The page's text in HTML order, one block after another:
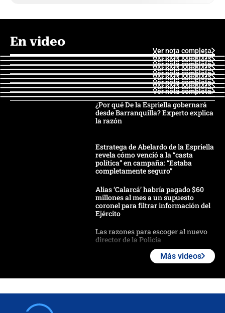
En video
Ver nota completa
Ver nota completa
Ver nota completa
Ver nota completa
Ver nota completa
Ver nota completa
Ver nota completa
Ver nota completa
Ver nota completa
Ver nota completa
¿Por qué De la Espriella gobernará
desde Barranquilla? Experto explica
la razón
Estratega de Abelardo de la Espriella
revela cómo venció a la “casta
política” en campaña: “Estaba
completamente seguro”
Alias ‘Calarcá’ habría pagado $60
millones al mes a un supuesto
coronel para filtrar información del
Ejército
Las razones para escoger al nuevo
director de la Policía
Más videos